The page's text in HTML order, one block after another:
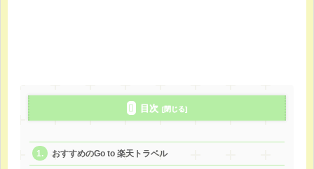
目次
おすすめのGo to 楽天トラベル